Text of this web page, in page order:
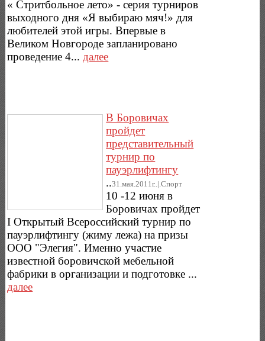
« Стритбольное лето» - серия турниров
выходного дня «Я выбираю мяч!» для
любителей этой игры. Впервые в
Великом Новгороде запланировано
проведение 4... далее
В Боровичах
пройдет
представительный
турнир по
пауэрлифтингу
..31.мая.2011г..|.Спорт
10 -12 июня в
Боровичах пройдет
I Открытый Всероссийский турнир по
пауэрлифтингу (жиму лежа) на призы
ООО "Элегия". Именно участие
известной боровичской мебельной
фабрики в организации и подготовке ...
далее